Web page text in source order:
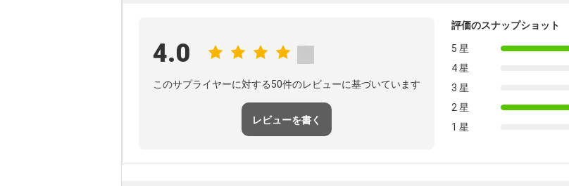
4.0
このサプライヤーに対する50件のレビューに基づいています
レビューを書く
評価のスナップショット
5 星
4 星
3 星
2 星
1 星